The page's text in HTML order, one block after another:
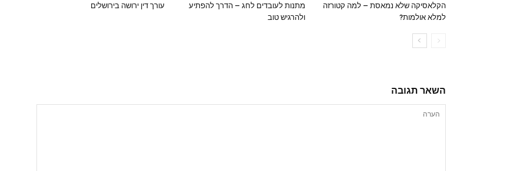
הקלאסיקה שלא נמאסת – למה קטורזה
למלא אולמות?
מתנות לעובדים לחג – הדרך להפתיע
ולהרגיש טוב
עורך דין ירושה בירושלים
השאר תגובה